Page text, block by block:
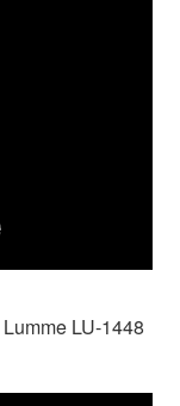
LU-1448